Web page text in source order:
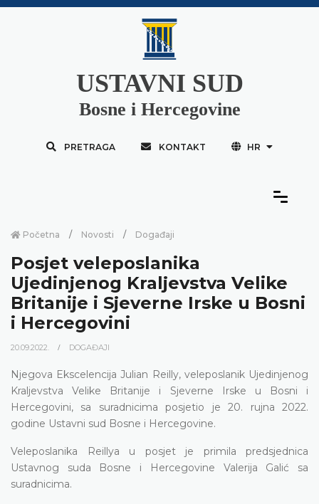
USTAVNI SUD
Bosne i Hercegovine
PRETRAGA KONTAKT HR
Početna Novosti Događaji
Posjet veleposlanika
Ujedinjenog Kraljevstva Velike
Britanije i Sjeverne Irske u Bosni
i Hercegovini
20.09.2022. DOGAĐAJI
Njegova Ekscelencija Julian Reilly, veleposlanik Ujedinjenog
Kraljevstva Velike Britanije i Sjeverne Irske u Bosni i
Hercegovini, sa suradnicima posjetio je 20. rujna 2022.
godine Ustavni sud Bosne i Hercegovine.
Veleposlanika Reillya u posjet je primila predsjednica
Ustavnog suda Bosne i Hercegovine Valerija Galić sa
suradnicima.